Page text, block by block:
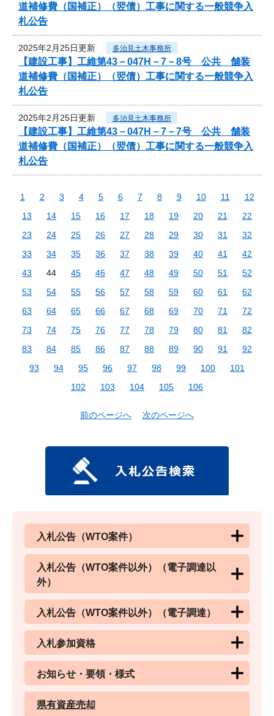
道補修費（国補正）（翌債）工事に関する一般競争入
札公告
2025年2月25日更新 多治見土木事務所
【建設工事】工維第43－047H－7－8号 公共 舗装
道補修費（国補正）（翌債）工事に関する一般競争入
札公告
2025年2月25日更新 多治見土木事務所
【建設工事】工維第43－047H－7－7号 公共 舗装
道補修費（国補正）（翌債）工事に関する一般競争入
札公告
1 2 3 4 5 6 7 8 9 10 11
12
13
14 15 16 17 18 19 20 21
22
23
24 25 26 27 28 29 30 31
32
33
34 35 36 37 38 39 40 41
42
43
44 45 46 47 48 49 50 51
52
53
54 55 56 57 58 59 60 61
62
63
64 65 66 67 68 69 70 71
72
73
74 75 76 77 78 79 80 81
82
83
84 85 86 87 88 89 90 91
92
93
94 95 96 97 98 99 100
101
102
103 104 105 106
前のページへ 次のページへ
入札公告（WTO案件）
入札公告（WTO案件以外）（電子調達以
外）
入札公告（WTO案件以外）（電子調達）
入札参加資格
お知らせ・要領・様式
県有資産売却